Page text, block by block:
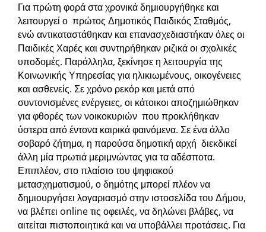
Για πρώτη φορά στα χρονικά δημιουργήθηκε και
λειτουργεί ο πρώτος Δημοτικός Παιδικός Σταθμός,
ενώ αντικαταστάθηκαν και επανασχεδιαστήκαν όλες οι
Παιδικές Χαρές και συντηρήθηκαν ριζικά οι σχολικές
υποδομές. Παράλληλα, ξεκίνησε η λειτουργία της
Κοινωνικής Υπηρεσίας για ηλικιωμένους, οικογένειες
και ασθενείς. Σε χρόνο ρεκόρ και μετά από
συντονισμένες ενέργειες, οι κάτοικοι αποζημιώθηκαν
για φθορές των νοικοκυριών που προκλήθηκαν
ύστερα από έντονα καιρικά φαινόμενα. Σε ένα άλλο
σοβαρό ζήτημα, η παρούσα δημοτική αρχή διεκδικεί
άλλη μία πρωτιά μεριμνώντας για τα αδέσποτα.
Επιπλέον, στο πλαίσιο του ψηφιακού
μετασχηματισμού, ο δημότης μπορεί πλέον να
δημιουργήσει λογαριασμό στην ιστοσελίδα του Δήμου,
να βλέπει online τις οφειλές, να δηλώνει βλάβες, να
αιτείται πιστοποιητικά και να υποβάλλει προτάσεις. Για